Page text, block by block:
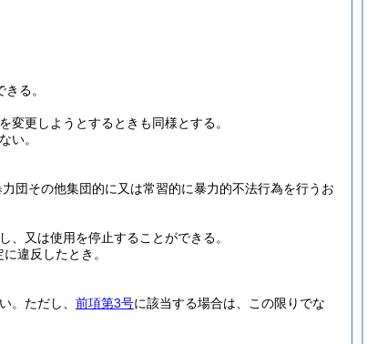
る。
変更しようとするときも同様とする。
い。
団その他集団的に又は常習的に暴力的不法行為を行うお
又は使用を停止することができる。
違反したとき。
。 ただし、 前項第3号に該当する場合は、この限りでな